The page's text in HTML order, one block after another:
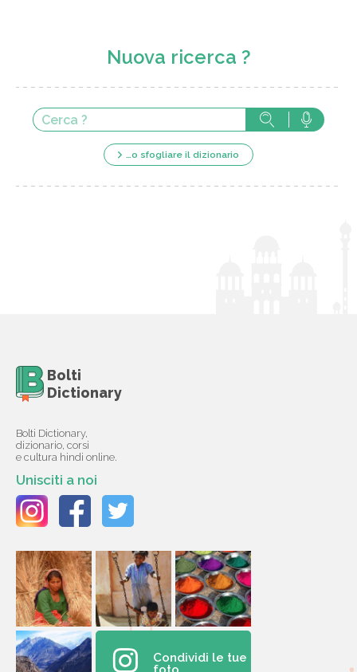
Nuova ricerca ?
…o sfogliare il dizionario
Bolti
Dictionary
Bolti Dictionary,
dizionario, corsi
e cultura hindi online.
Unisciti a noi
Condividi le tue